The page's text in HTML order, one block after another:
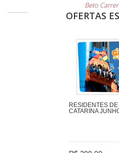
Beto
OFERTAS
RESIDENTES DE
CATARINA